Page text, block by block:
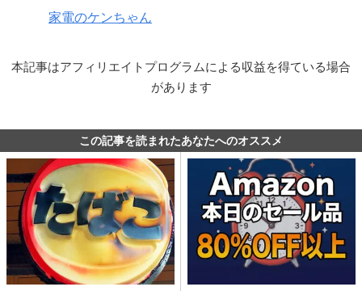
家電のケンちゃん
本記事はアフィリエイトプログラムによる収益を得ている場合
があります
この記事を読まれたあなたへのオススメ